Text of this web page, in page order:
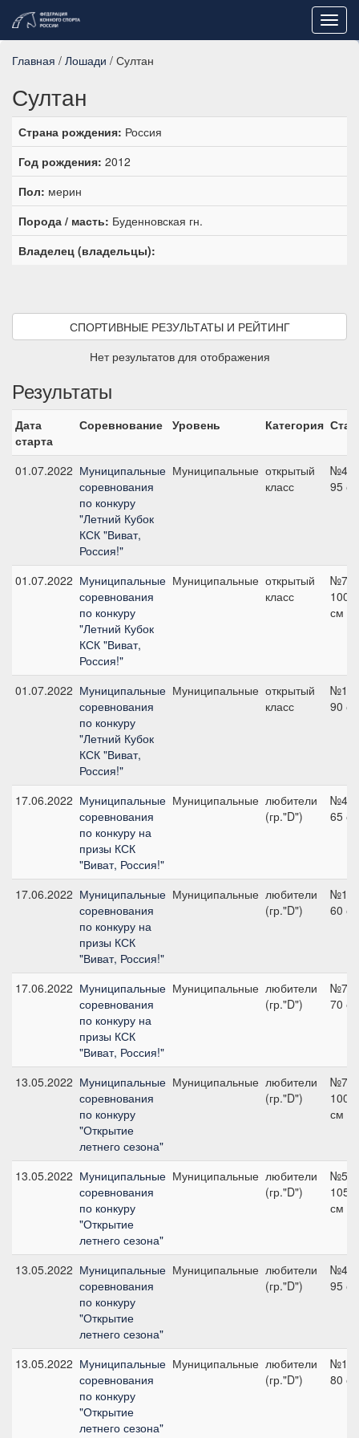
Главная / Лошади / Султан
Султан
Страна рождения: Россия
Год рождения: 2012
Пол: мерин
Порода / масть: Буденновская гн.
Владелец (владельцы):
СПОРТИВНЫЕ РЕЗУЛЬТАТЫ И РЕЙТИНГ
Нет результатов для отображения
Результаты
Дата
старта
Соревнование Уровень Категория
01.07.2022 Муниципальные
соревнования
по конкуру
"Летний Кубок
КСК "Виват,
Россия!"
Муниципальные открытый
класс
№4,
95 см
01.07.2022 Муниципальные
соревнования
по конкуру
"Летний Кубок
КСК "Виват,
Россия!"
Муниципальные открытый
класс
№7,
100
см
01.07.2022 Муниципальные
соревнования
по конкуру
"Летний Кубок
КСК "Виват,
Россия!"
Муниципальные открытый
класс
№1,
90 см
17.06.2022 Муниципальные
соревнования
по конкуру на
призы КСК
"Виват, Россия!"
Муниципальные любители
(гр."D")
№4,
65 см
17.06.2022 Муниципальные
соревнования
по конкуру на
призы КСК
"Виват, Россия!"
Муниципальные любители
(гр."D")
№1,
60 см
17.06.2022 Муниципальные
соревнования
по конкуру на
призы КСК
"Виват, Россия!"
Муниципальные любители
(гр."D")
№7,
70 см
13.05.2022 Муниципальные
соревнования
по конкуру
"Открытие
летнего сезона"
Муниципальные любители
(гр."D")
№7,
100
см
13.05.2022 Муниципальные
соревнования
по конкуру
"Открытие
летнего сезона"
Муниципальные любители
(гр."D")
№5,
105
см
13.05.2022 Муниципальные
соревнования
по конкуру
"Открытие
летнего сезона"
Муниципальные любители
(гр."D")
№4,
95 см
13.05.2022 Муниципальные
соревнования
по конкуру
"Открытие
летнего сезона"
Муниципальные любители
(гр."D")
№1,
80 см